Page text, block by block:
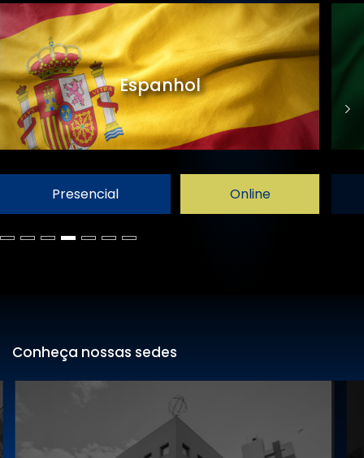
Espanhol
Presencial Online
Conheça nossas sedes